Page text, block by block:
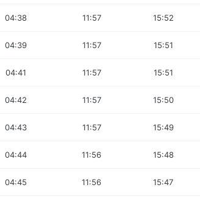
04:38 11:57 15:52
04:39 11:57 15:51
04:41 11:57 15:51
04:42 11:57 15:50
04:43 11:57 15:49
04:44 11:56 15:48
04:45 11:56 15:47